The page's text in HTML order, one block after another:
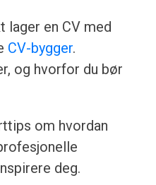
lager en CV med
CV-bygger.
og hvorfor du bør
om hvordan
deg.